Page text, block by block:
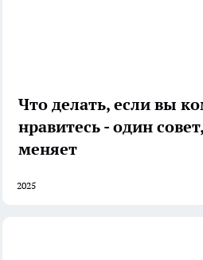
Что делать, если вы
нравитесь - один
меняет
2025